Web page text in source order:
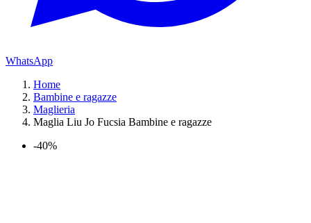
WhatsApp
Home
Bambine e ragazze
Maglieria
Maglia Liu Jo Fucsia Bambine e ragazze
-40%